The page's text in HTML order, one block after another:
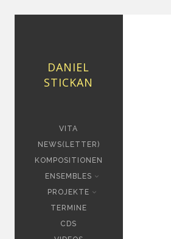
DANIEL
STICKAN
VITA
NEWS(LETTER)
KOMPOSITIONEN
ENSEMBLES
PROJEKTE
TERMINE
CDS